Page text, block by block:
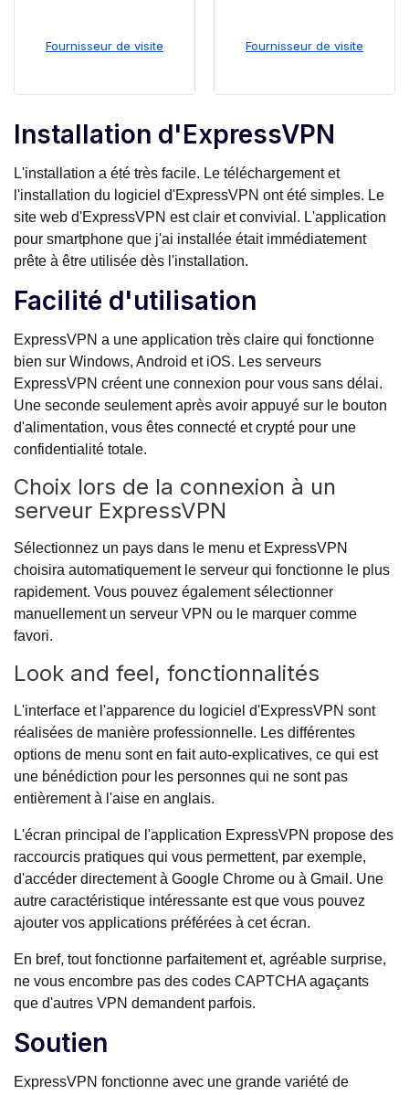
Fournisseur de visite Fournisseur de visite
Installation d'ExpressVPN
L'installation a été très facile. Le téléchargement et
l'installation du logiciel d'ExpressVPN ont été simples. Le
site web d'ExpressVPN est clair et convivial. L'application
pour smartphone que j'ai installée était immédiatement
prête à être utilisée dès l'installation.
Facilité d'utilisation
ExpressVPN a une application très claire qui fonctionne
bien sur Windows, Android et iOS. Les serveurs
ExpressVPN créent une connexion pour vous sans délai.
Une seconde seulement après avoir appuyé sur le bouton
d'alimentation, vous êtes connecté et crypté pour une
confidentialité totale.
Choix lors de la connexion à un
serveur ExpressVPN
Sélectionnez un pays dans le menu et ExpressVPN
choisira automatiquement le serveur qui fonctionne le plus
rapidement. Vous pouvez également sélectionner
manuellement un serveur VPN ou le marquer comme
favori.
Look and feel, fonctionnalités
L'interface et l'apparence du logiciel d'ExpressVPN sont
réalisées de manière professionnelle. Les différentes
options de menu sont en fait auto-explicatives, ce qui est
une bénédiction pour les personnes qui ne sont pas
entièrement à l'aise en anglais.
L'écran principal de l'application ExpressVPN propose des
raccourcis pratiques qui vous permettent, par exemple,
d'accéder directement à Google Chrome ou à Gmail. Une
autre caractéristique intéressante est que vous pouvez
ajouter vos applications préférées à cet écran.
En bref, tout fonctionne parfaitement et, agréable surprise,
ne vous encombre pas des codes CAPTCHA agaçants
que d'autres VPN demandent parfois.
Soutien
ExpressVPN fonctionne avec une grande variété de